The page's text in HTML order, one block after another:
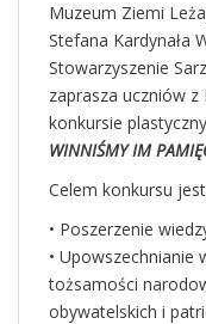
Muzeum Ziemi
Stefana Kardynała
Stowarzyszenie
zaprasza uczniów z
konkursie
WINNIŚMY IM
Celem konkursu
• Poszerzenie
• Upowszechnianie
tożsamości
obywatelskich i